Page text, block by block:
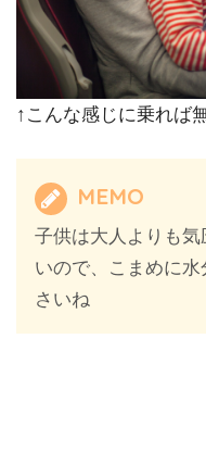
↑こんな感じに乗れば
MEMO
子供は大人よりも
いので、こまめに
さいね